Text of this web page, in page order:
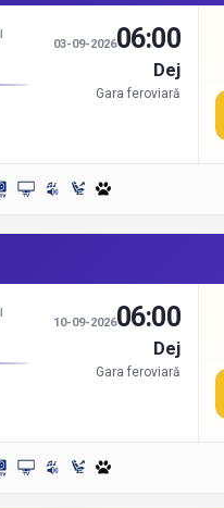
03-09-202606:00
Dej
Gara feroviară
10-09-202606:00
Dej
Gara feroviară